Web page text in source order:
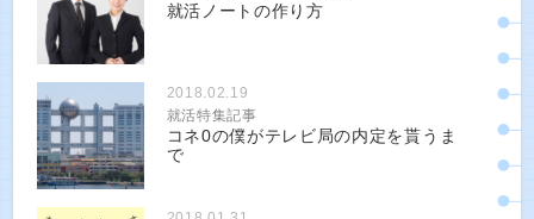
就活ノートの作り方
2018.02.19
就活特集記事
コネ0の僕がテレビ局の内定を貰うま
で